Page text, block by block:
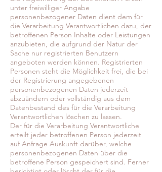
unter freiwilliger Angabe
personenbezogener Daten dient dem für
die Verarbeitung Verantwortlichen dazu, der
betroffenen Person Inhalte oder Leistungen
anzubieten, die aufgrund der Natur der
Sache nur registrierten Benutzern
angeboten werden können. Registrierten
Personen steht die Möglichkeit frei, die bei
der Registrierung angegebenen
personenbezogenen Daten jederzeit
abzuändern oder vollständig aus dem
Datenbestand des für die Verarbeitung
Verantwortlichen löschen zu lassen.
Der für die Verarbeitung Verantwortliche
erteilt jeder betroffenen Person jederzeit
auf Anfrage Auskunft darüber, welche
personenbezogenen Daten über die
betroffene Person gespeichert sind. Ferner